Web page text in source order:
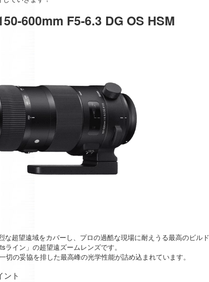
600mm F5-6.3 DG OS HSM
な超望遠域をカバーし、プロの過酷な現場に耐えうる最高のビルド
イン」の超望遠ズームレンズです。
切の妥協を排した最高峰の光学性能が詰め込まれています。
ント